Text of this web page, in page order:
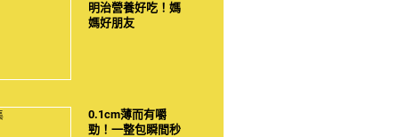
明治營養好吃！媽
媽好朋友
0.1cm薄而有嚼
勁！一整包瞬間秒